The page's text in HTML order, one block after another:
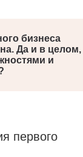
бизнеса
Да и в целом,
и
первого